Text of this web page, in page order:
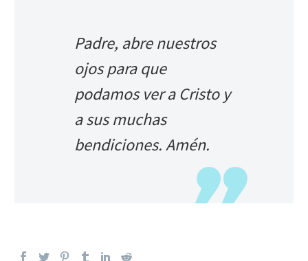
Padre, abre nuestros
ojos para que
podamos ver a Cristo y
a sus muchas
bendiciones. Amén.